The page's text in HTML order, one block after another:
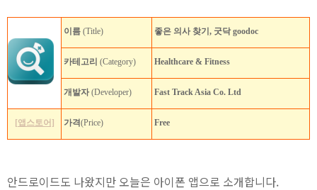
이름 (Title) 좋은 의사 찾기, 굿닥 goodoc
카테고리 (Category) Healthcare & Fitness
개발자(Developer) Fast Track Asia Co. Ltd
[앱스토어] 가격(Price) Free
안드로이드도 나왔지만 오늘은 아이폰 앱으로 소개합니다.